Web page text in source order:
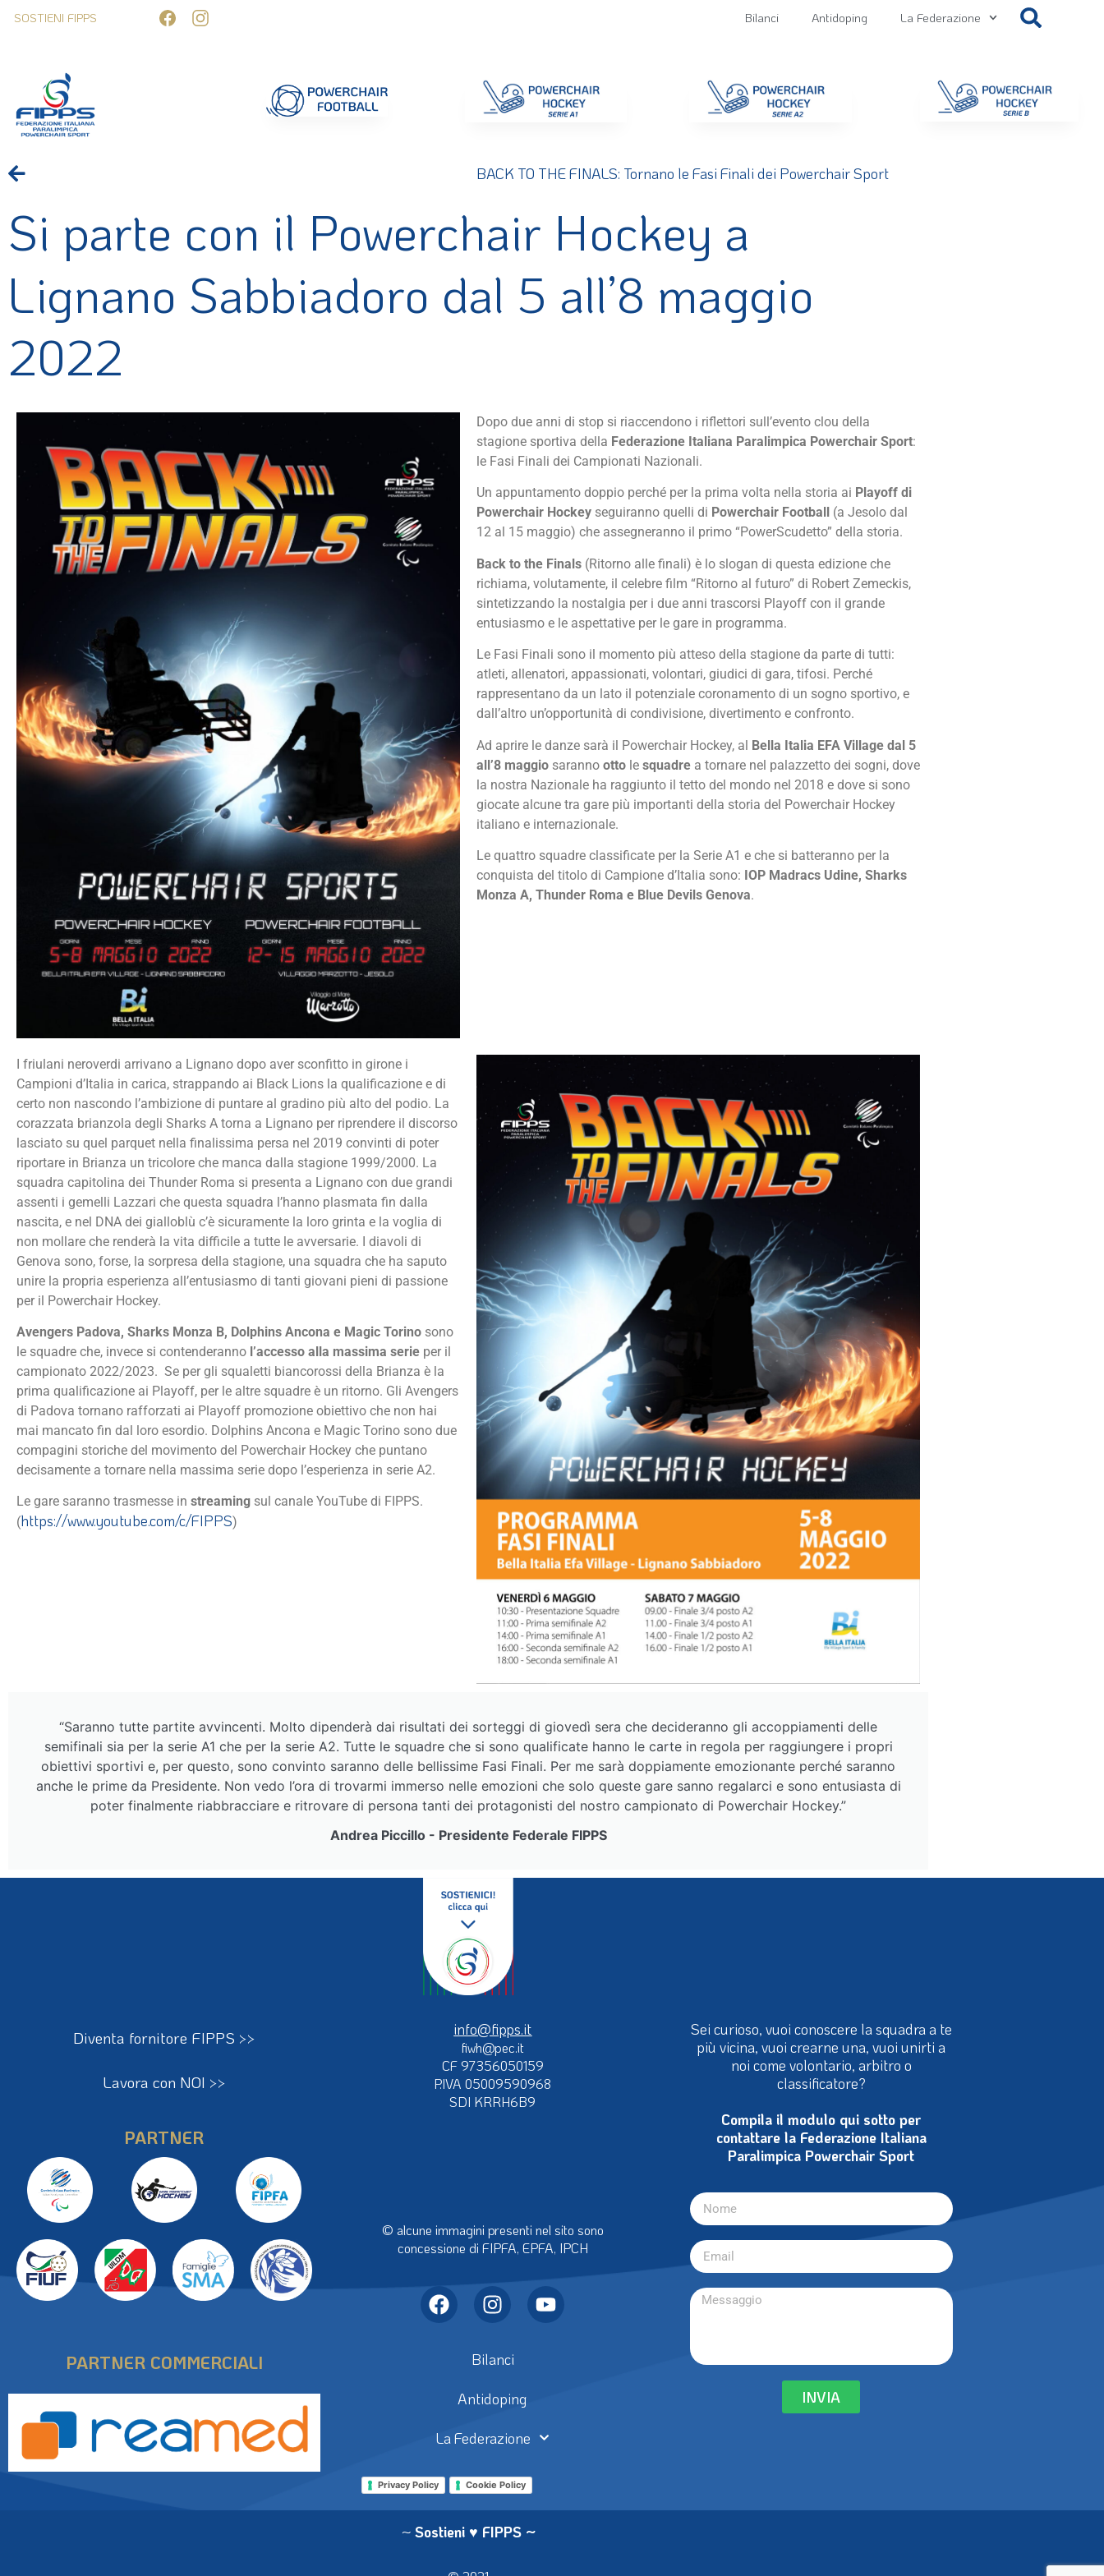
SOSTIENI FIPPS Bilanci Antidoping La Federazione
BACK TO THE FINALS: Tornano le Fasi Finali dei Powerchair Sport
Si parte con il Powerchair Hockey a
Lignano Sabbiadoro dal 5 all’8 maggio
2022
Dopo due anni di stop si riaccendono i riflettori sull’evento clou della
stagione sportiva della Federazione Italiana Paralimpica Powerchair Sport:
le Fasi Finali dei Campionati Nazionali.
Un appuntamento doppio perché per la prima volta nella storia ai Playoff di
Powerchair Hockey seguiranno quelli di Powerchair Football
(a Jesolo dal
12 al 15 maggio) che assegneranno il primo “PowerScudetto” della storia.
Back to the Finals (Ritorno alle finali) è lo slogan di questa edizione che
richiama, volutamente, il celebre film “Ritorno al futuro” di Robert Zemeckis,
sintetizzando la nostalgia per i due anni trascorsi Playoff con il grande
entusiasmo e le aspettative per le gare in programma.
Le Fasi Finali sono il momento più atteso della stagione da parte di tutti:
atleti, allenatori, appassionati, volontari, giudici di gara, tifosi. Perché
rappresentano da un lato il potenziale coronamento di un sogno sportivo, e
dall’altro un’opportunità di condivisione, divertimento e confronto.
Ad aprire le danze sarà il Powerchair Hockey, al Bella Italia EFA Village dal 5
all’8 maggio saranno otto le squadre a tornare nel palazzetto dei sogni, dove
la nostra Nazionale ha raggiunto il tetto del mondo nel 2018 e dove si sono
giocate alcune tra gare più importanti della storia del Powerchair Hockey
italiano e internazionale.
Le quattro squadre classificate per la Serie A1 e che si batteranno per la
conquista del titolo di Campione d’Italia sono: IOP Madracs Udine, Sharks
Monza A, Thunder Roma e Blue Devils Genova.
I friulani neroverdi arrivano a Lignano dopo aver sconfitto in girone i
Campioni d’Italia in carica, strappando ai Black Lions la qualificazione e di
certo non nascondo l’ambizione di puntare al gradino più alto del podio. La
corazzata brianzola degli Sharks A torna a Lignano per riprendere il discorso
lasciato su quel parquet nella finalissima persa nel 2019 convinti di poter
riportare in Brianza un tricolore che manca dalla stagione 1999/2000. La
squadra capitolina dei Thunder Roma si presenta a Lignano con due grandi
assenti i gemelli Lazzari che questa squadra l’hanno plasmata fin dalla
nascita, e nel DNA dei gialloblù c’è sicuramente la loro grinta e la voglia di
non mollare che renderà la vita difficile a tutte le avversarie. I diavoli di
Genova sono, forse, la sorpresa della stagione, una squadra che ha saputo
unire la propria esperienza all’entusiasmo di tanti giovani pieni di passione
per il Powerchair Hockey.
Avengers Padova, Sharks Monza B, Dolphins Ancona e Magic Torino sono
le squadre che, invece si contenderanno l’accesso alla massima serie per il
campionato 2022/2023. Se per gli squaletti biancorossi della Brianza è la
prima qualificazione ai Playoff, per le altre squadre è un ritorno. Gli Avengers
di Padova tornano rafforzati ai Playoff promozione obiettivo che non hai
mai mancato fin dal loro esordio. Dolphins Ancona e Magic Torino sono due
compagini storiche del movimento del Powerchair Hockey che puntano
decisamente a tornare nella massima serie dopo l’esperienza in serie A2.
Le gare saranno trasmesse in streaming sul canale YouTube di FIPPS.
(https://www.youtube.com/c/FIPPS)
“Saranno tutte partite avvincenti. Molto dipenderà dai risultati dei sorteggi di giovedì sera che decideranno gli accoppiamenti delle
semifinali sia per la serie A1 che per la serie A2. Tutte le squadre che si sono qualificate hanno le carte in regola per raggiungere i propri
obiettivi sportivi e, per questo, sono convinto saranno delle bellissime Fasi Finali. Per me sarà doppiamente emozionante perché saranno
anche le prime da Presidente. Non vedo l’ora di trovarmi immerso nelle emozioni che solo queste gare sanno regalarci e sono entusiasta di
poter finalmente riabbracciare e ritrovare di persona tanti dei protagonisti del nostro campionato di Powerchair Hockey.”
Andrea Piccillo - Presidente Federale FIPPS
Diventa fornitore FIPPS >>
Lavora con NOI >>
PARTNER
PARTNER COMMERCIALI
info@fipps.it
fiwh@pec.it
CF 97356050159
P.IVA 05009590968
SDI KRRH6B9
© alcune immagini presenti nel sito sono
concessione di FIPFA, EPFA, IPCH
Bilanci
Antidoping
La Federazione
Privacy Policy Cookie Policy
Sei curioso, vuoi conoscere la squadra a te
più vicina, vuoi crearne una, vuoi unirti a
noi come volontario, arbitro o
classificatore?
Compila il modulo qui sotto per
contattare la Federazione Italiana
Paralimpica Powerchair Sport
INVIA
~ Sostieni ♥ FIPPS ~